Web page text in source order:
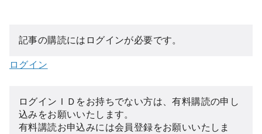
記事の購読にはログインが必要です。
ログイン
ログインＩＤをお持ちでない方は、有料購読の申し
込みをお願いいたします。
有料講読お申込みには会員登録をお願いいたしま